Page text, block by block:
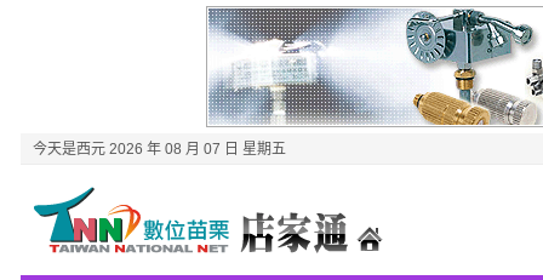
今天是西元 2026 年 08 月 07 日 星期五